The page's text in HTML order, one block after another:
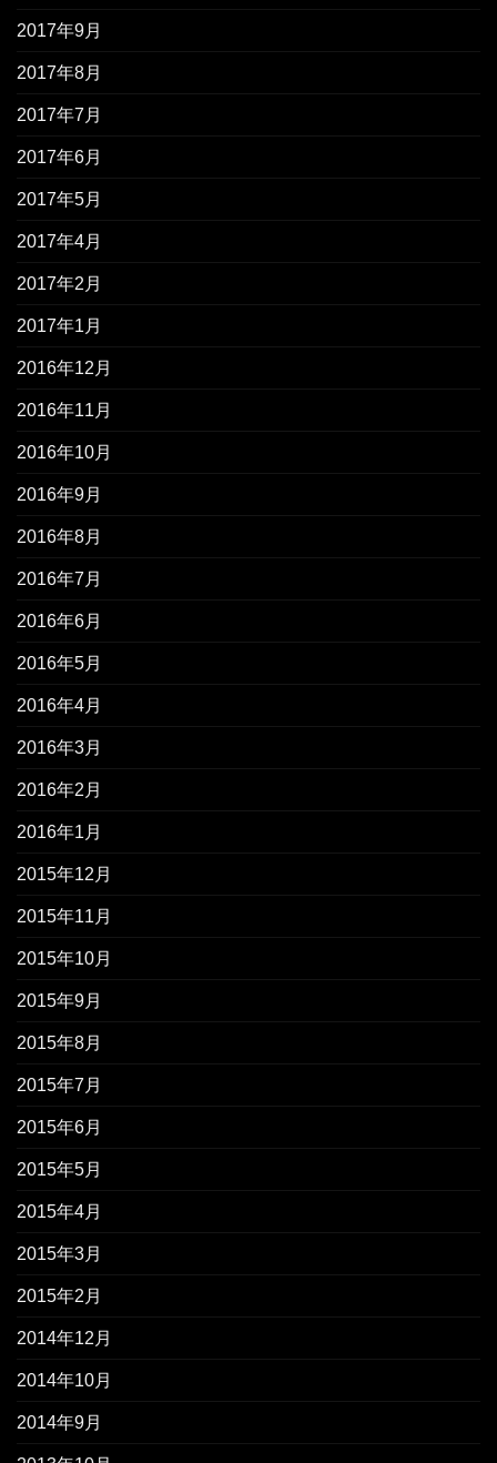
2017年9月
2017年8月
2017年7月
2017年6月
2017年5月
2017年4月
2017年2月
2017年1月
2016年12月
2016年11月
2016年10月
2016年9月
2016年8月
2016年7月
2016年6月
2016年5月
2016年4月
2016年3月
2016年2月
2016年1月
2015年12月
2015年11月
2015年10月
2015年9月
2015年8月
2015年7月
2015年6月
2015年5月
2015年4月
2015年3月
2015年2月
2014年12月
2014年10月
2014年9月